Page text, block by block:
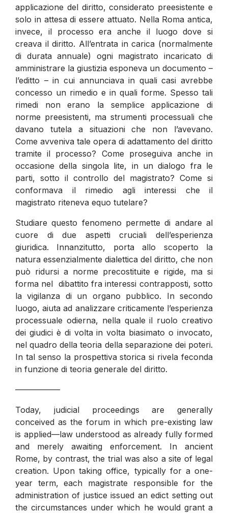
applicazione del diritto, considerato preesistente e
solo in attesa di essere attuato. Nella Roma antica,
invece, il processo era anche il luogo dove si
creava il diritto. All’entrata in carica (normalmente
di durata annuale) ogni magistrato incaricato di
amministrare la giustizia esponeva un documento –
l’editto – in cui annunciava in quali casi avrebbe
concesso un rimedio e in quali forme. Spesso tali
rimedi non erano la semplice applicazione di
norme preesistenti, ma strumenti processuali che
davano tutela a situazioni che non l’avevano.
Come avveniva tale opera di adattamento del diritto
tramite il processo? Come proseguiva anche in
occasione della singola lite, in un dialogo fra le
parti, sotto il controllo del magistrato? Come si
conformava il rimedio agli interessi che il
magistrato riteneva equo tutelare?
Studiare questo fenomeno permette di andare al
cuore di due aspetti cruciali dell’esperienza
giuridica. Innanzitutto, porta allo scoperto la
natura essenzialmente dialettica del diritto, che non
può ridursi a norme precostituite e rigide, ma si
forma nel dibattito fra interessi contrapposti, sotto
la vigilanza di un organo pubblico. In secondo
luogo, aiuta ad analizzare criticamente l’esperienza
processuale odierna, nella quale il ruolo creativo
dei giudici è di volta in volta biasimato o invocato,
nel quadro della teoria della separazione dei poteri.
In tal senso la prospettiva storica si rivela feconda
in funzione di teoria generale del diritto.
—————–
Today, judicial proceedings are generally
conceived as the forum in which pre-existing law
is applied—law understood as already fully formed
and merely awaiting enforcement. In ancient
Rome, by contrast, the trial was also a site of legal
creation. Upon taking office, typically for a one-
year term, each magistrate responsible for the
administration of justice issued an edict setting out
the circumstances under which he would grant a